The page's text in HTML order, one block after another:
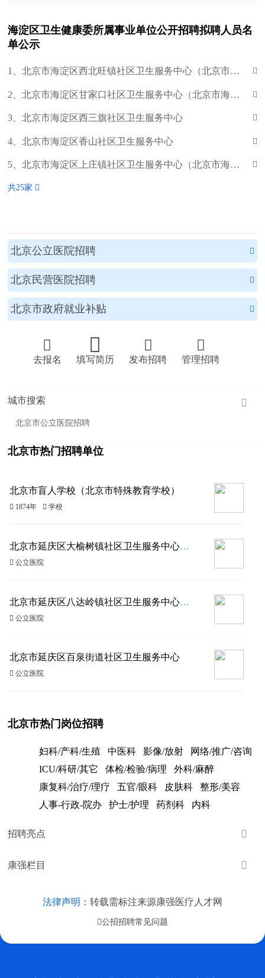
海淀区卫生健康委所属事业单位公开招聘拟聘人员名
单公示
1、北京市海淀区西北旺镇社区卫生服务中心（北京市海淀区永丰卫生院） 
2、北京市海淀区甘家口社区卫生服务中心（北京市海淀区甘家口医院） 
3、北京市海淀区西三旗社区卫生服务中心 
4、北京市海淀区香山社区卫生服务中心 
5、北京市海淀区上庄镇社区卫生服务中心（北京市海淀区上庄卫生院） 
共25家 
北京公立医院招聘 
北京民营医院招聘 
北京市政府就业补贴 

去报名

填写简历

发布招聘

管理招聘
城市搜索 
北京市公立医院招聘
北京市热门招聘单位
北京市盲人学校（北京市特殊教育学校）
 1874年  学校
北京市延庆区大榆树镇社区卫生服务中心（北京市延庆区大榆树镇卫生院）
 公立医院
北京市延庆区八达岭镇社区卫生服务中心（北京市延庆区八达岭镇卫生院）
 公立医院
北京市延庆区百泉街道社区卫生服务中心
 公立医院
北京市热门岗位招聘
妇科/产科/生殖 中医科 影像/放射
网络/推广/咨询
ICU/科研/其它
体检/检验/病理
外科/麻醉
康复科/治疗/理疗
五官/眼科 皮肤科
整形/美容
人事-行政-院办
护士/护理 药剂科 内科
招聘亮点 
康强栏目 
法律声明 ：转载需标注来源康强医疗人才网
公招招聘常见问题